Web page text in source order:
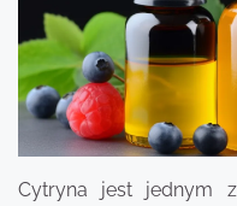
Cytryna jest jednym